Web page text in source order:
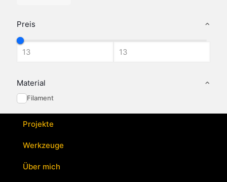
Preis
Material
Filament
Projekte
Werkzeuge
Über mich